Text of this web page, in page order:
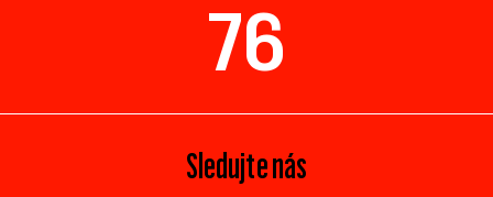
76
Sledujte nás